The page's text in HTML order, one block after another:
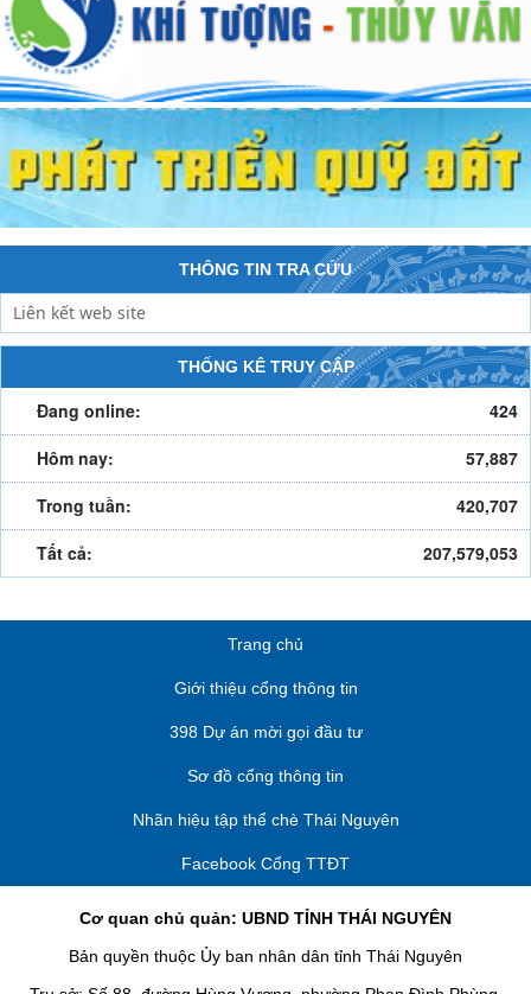
THÔNG TIN TRA CỨU
THỐNG KÊ TRUY CẬP
Đang online:
424
Hôm nay:
57,887
Trong tuần:
420,707
Tất cả:
207,579,053
Trang chủ
Giới thiệu cổng thông tin
398 Dự án mời gọi đầu tư
Sơ đồ cổng thông tin
Nhãn hiệu tập thể chè Thái Nguyên
Facebook Cổng TTĐT
Cơ quan chủ quản: UBND TỈNH THÁI NGUYÊN
Bản quyền thuộc Ủy ban nhân dân tỉnh Thái Nguyên